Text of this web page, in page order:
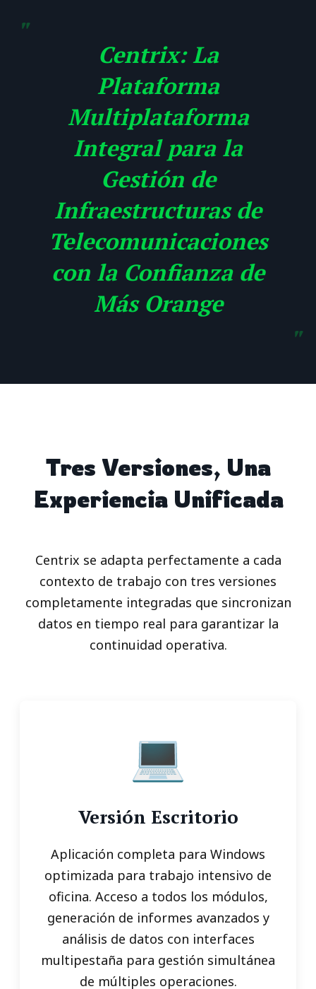
Centrix: La
Plataforma
Multiplataforma
Integral para la
Gestión de
Infraestructuras de
Telecomunicaciones
con la Confianza de
Más Orange
Tres Versiones, Una
Experiencia Unificada
Centrix se adapta perfectamente a cada
contexto de trabajo con tres versiones
completamente integradas que sincronizan
datos en tiempo real para garantizar la
continuidad operativa.
💻
Versión Escritorio
Aplicación completa para Windows
optimizada para trabajo intensivo de
oficina. Acceso a todos los módulos,
generación de informes avanzados y
análisis de datos con interfaces
multipestaña para gestión simultánea
de múltiples operaciones.